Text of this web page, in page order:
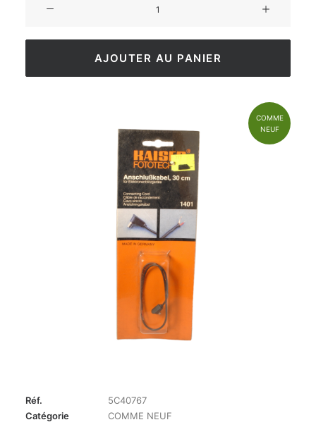
AJOUTER AU PANIER
COMME
NEUF
Réf.
5C40767
Catégorie
COMME NEUF